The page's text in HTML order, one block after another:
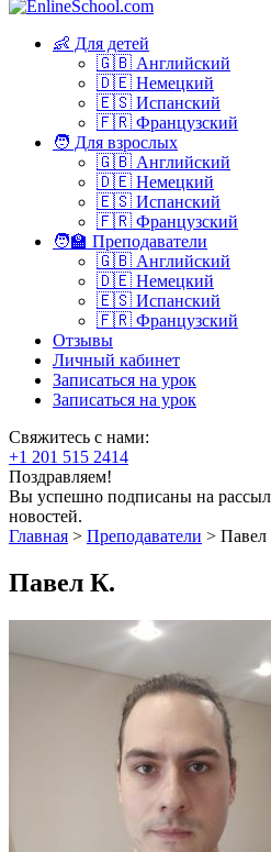
👶 Для детей
🇬🇧 Английский
🇩🇪 Немецкий
🇪🇸 Испанский
🇫🇷 Французский
🧑 Для взрослых
🇬🇧 Английский
🇩🇪 Немецкий
🇪🇸 Испанский
🇫🇷 Французский
🧑‍🏫 Преподаватели
🇬🇧 Английский
🇩🇪 Немецкий
🇪🇸 Испанский
🇫🇷 Французский
Отзывы
Личный кабинет
Записаться на урок
Записаться на урок
Свяжитесь с нами:
+1 201 515 2414
Поздравляем!
Вы успешно подписаны на
новостей.
Главная > Преподаватели > Павел
Павел К.